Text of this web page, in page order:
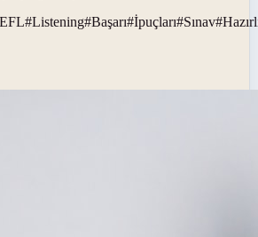
#Listening#Başarı#İpuçları#Sınav#